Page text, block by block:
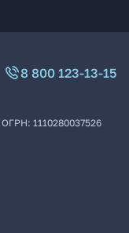
8 800 123-13-15
ОГРН: 1110280037526